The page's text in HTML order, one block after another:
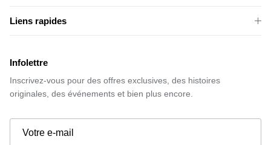
Liens rapides
Infolettre
Inscrivez-vous pour des offres exclusives, des histoires
originales, des événements et bien plus encore.